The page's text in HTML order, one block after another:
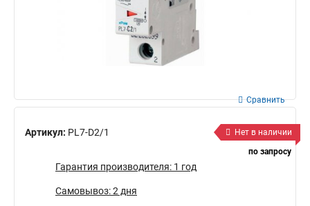
Артикул: PL7-D2/1
Сравнить
Нет в наличии
по запросу
Гарантия производителя: 1 год
Самовывоз: 2 дня